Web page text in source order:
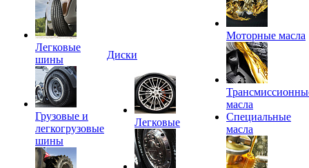
Легковые
шины
Грузовые и
легкогрузовые
шины
Диски
Легковые
Моторные масла
масла
Специальные
масла